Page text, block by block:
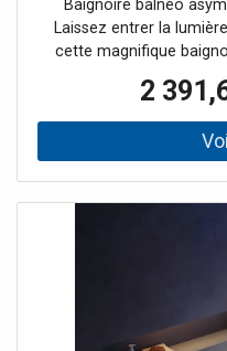
Baignoire balnéo
Laissez entrer la
cette magnifique
bénéficie de 47 jets
Les spots
cascades diffusent leur
de bain toute
multiples éclairages
2